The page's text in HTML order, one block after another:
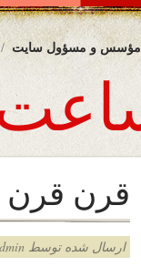
مؤسس و مسؤول سایت
قرن
ارسال شده توسط admin در